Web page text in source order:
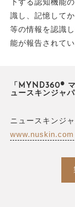
識し、記憶して
等の情報を認識
能が報告されてい
「MYND360®
ュースキンジャ
ニュースキンジ
www.nuskin.com